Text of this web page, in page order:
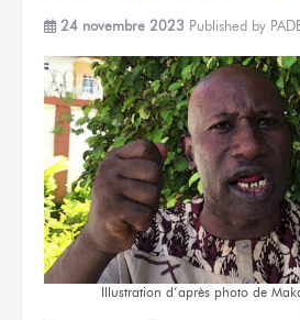
24 novembre 2023 Published by
Illustration d’après photo de